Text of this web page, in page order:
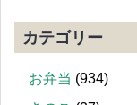
カテゴリー
お弁当 (934)